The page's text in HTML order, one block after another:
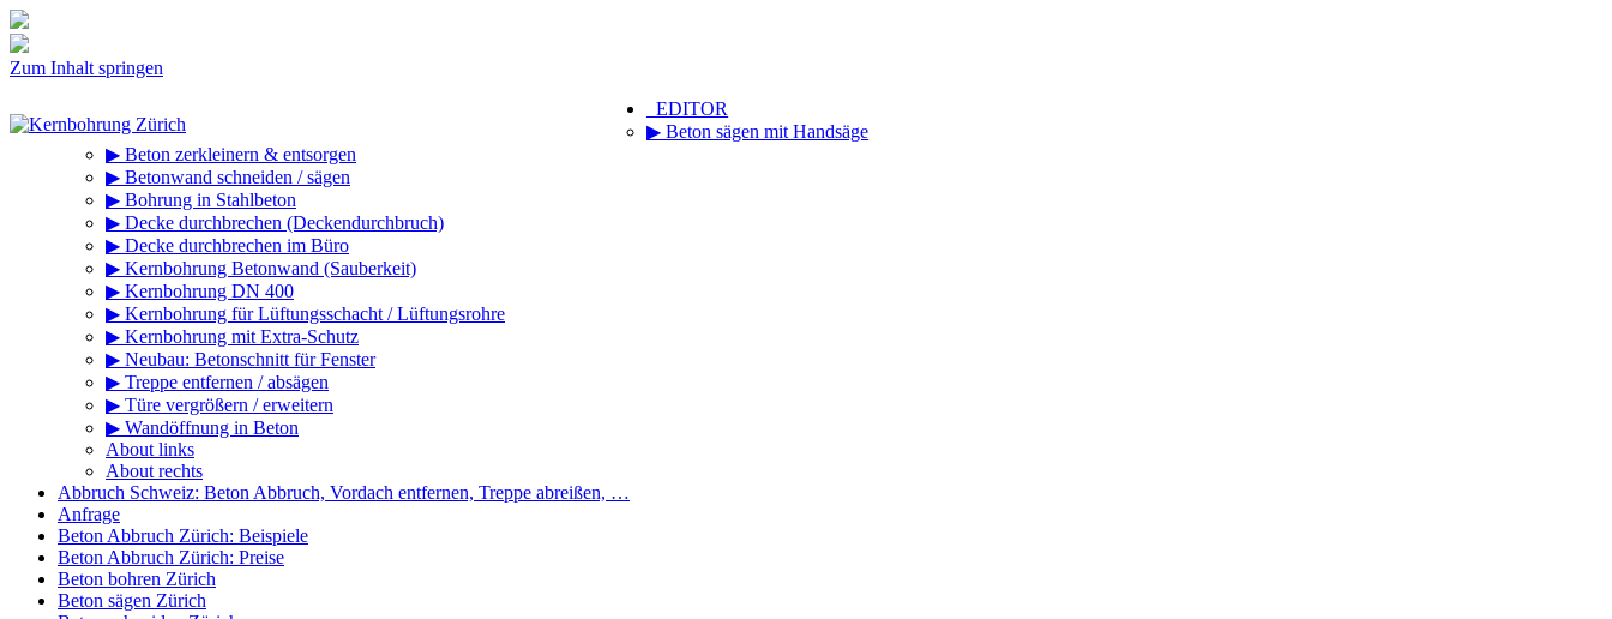
Zum Inhalt springen
_EDITOR
▶ Beton sägen mit Handsäge
▶ Beton zerkleinern & entsorgen
▶ Betonwand schneiden / sägen
▶ Bohrung in Stahlbeton
▶ Decke durchbrechen (Deckendurchbruch)
▶ Decke durchbrechen im Büro
▶ Kernbohrung Betonwand (Sauberkeit)
▶ Kernbohrung DN 400
▶ Kernbohrung für Lüftungsschacht / Lüftungsrohre
▶ Kernbohrung mit Extra-Schutz
▶ Neubau: Betonschnitt für Fenster
▶ Treppe entfernen / absägen
▶ Türe vergrößern / erweitern
▶ Wandöffnung in Beton
About links
About rechts
Abbruch Schweiz: Beton Abbruch, Vordach entfernen, Treppe abreißen, …
Anfrage
Beton Abbruch Zürich: Beispiele
Beton Abbruch Zürich: Preise
Beton bohren Zürich
Beton sägen Zürich